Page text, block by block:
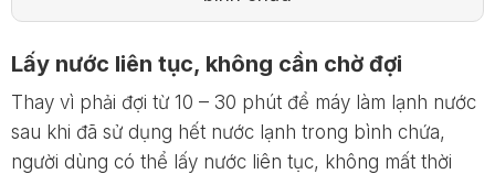
Lấy nước liên tục, không cần chờ đợi
Thay vì phải đợi từ 10 – 30 phút để máy làm lạnh nước
sau khi đã sử dụng hết nước lạnh trong bình chứa,
người dùng có thể lấy nước liên tục, không mất thời